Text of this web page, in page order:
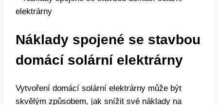
Náklady spojené se stavbou
domácí solární elektrárny
Vytvoření domácí solární elektrárny může být
skvělým způsobem, jak snížit své náklady na